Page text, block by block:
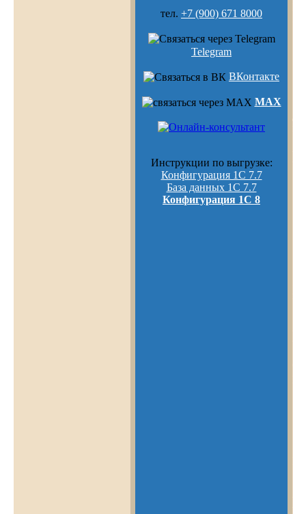
тел. +7 (900) 671 8000
Telegram
ВКонтакте
MAX
Инструкции по выгрузке:
Конфигурация 1С 7.7
База данных 1С 7.7
Конфигурация 1С 8